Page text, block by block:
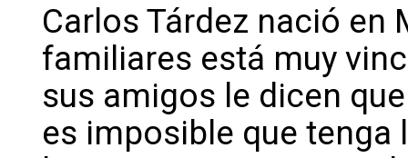
Carlos Tárdez nació en
familiares está muy
sus amigos le dicen
es imposible que tenga